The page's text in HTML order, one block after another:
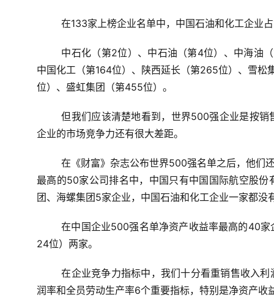
在133家上榜企业名单中，中国石油和化工企业占
中石化（第2位）、中石油（第4位）、中海油
中国化工（第164位）、陕西延长（第265位）、雪
位）、盛虹集团（第455位）。
但我们应该清楚地看到，世界500强企业是按
企业的市场竞争力还有很大差距。
在《财富》杂志公布世界500强名单之后，他们
最高的50家公司排名中，中国只有中国国际航空股
团、海螺集团5家企业，中国石油和化工企业一家都没
在中国企业500强名单净资产收益率最高的40
24位）两家。
在企业竞争力指标中，我们十分看重销售收入
润率和全员劳动生产率6个重要指标，特别是净资产